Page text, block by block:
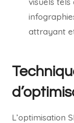
attrayant
L’optimisation